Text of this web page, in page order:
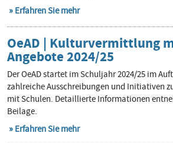
Erfahren Sie mehr
OeAD | Kulturvermittlung
Angebote 2024/25
Der OeAD startet im Schuljahr 2024/25 im
zahlreiche Ausschreibungen und Initiativen
mit Schulen. Detaillierte Informationen
Beilage.
Erfahren Sie mehr